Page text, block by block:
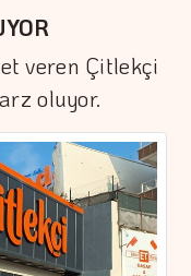
veren Çitlekçi
oluyor.